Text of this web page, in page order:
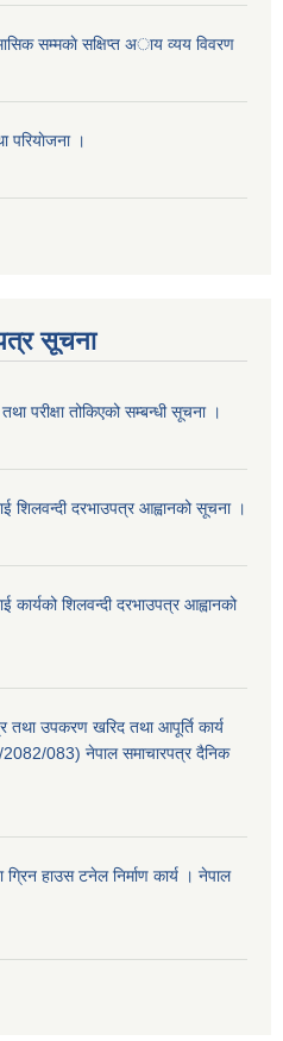
सम्मकाे सक्षिप्त अाय व्यय विवरण
परियाेजना ।
सूचना
परीक्षा तोकिएको सम्बन्धी सूचना ।
शिलवन्दी दरभाउपत्र आह्वानको सूचना ।
कार्यको शिलवन्दी दरभाउपत्र आह्वानको
तथा उपकरण खरिद तथा आपूर्ति कार्य
083) नेपाल समाचारपत्र दैनिक
हाउस टनेल निर्माण कार्य । नेपाल